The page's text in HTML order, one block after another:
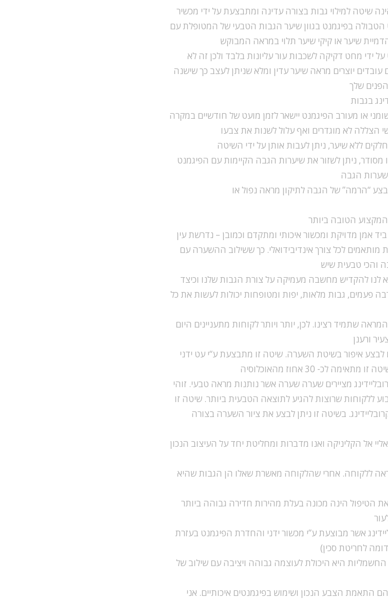
שיטה למילוי גבות בצורה עדינה ומתבצעת על ידי מכשיר
בפיגמנט בגוון שיער הגבות הטבעי של המטופלת עם
שיער או קיקי שיער תלוי במראה המבוקש
ידי מחט דקיקה לשכבות עור עליונות בלבד ולכן זה לא
יוצרים מראה שיער עדין ומלא שניתן לעצב כך שישנה
שלך
בגבות
או מעורב הפיגמנט יישאר לזמן מועט של חודשיים במקרה
הצללה לא מוגדרים ואף עלול לשנות את צבעו
ללא שיער, ניתן לעבות אותן על ידי השיטה
מסודר, ניתן לשזור את שיערות הגבה הקיימות עם הפיגמנט
הגבה
“הרמה” של הגבה לתיקון מראה נפול או
הטובה ביותר
אמן מדויקת ומכשור איכותי ומתקדם וכמובן – נדרשת עין
מותאמים לכל צורך אינדיבידואלי. כך ששילוב ההשערה עם
והכי טבעית שיש
לנו להקדיש מחשבה מעמיקה על צורת הגבות שלנו וכיצד
פעמים, גבות מלאות, יפות ומטופחות יכולות לעשות את כל
שתמיד רצינו. לכן, יותר ויותר לקוחות מתעניינים היום
ורענן
לבצע איפור בשיטת השערה. שיטה זו מתבצעת ע“י עט ידני
לכ- 30 אחוז מהאוכלוסיה
מציירים שערה שערה אשר נותנות מראה טבעי. זוהי
ללקוחות שרוצות להגיע לתוצאה הטבעית ביותר. שיטה זו
בשיטה זו ניתן לבצע את ציור השערה בצורה
אל הקליניקה ואנו מדברות ומחליטת יחד על העיצוב הנכון
ללקוחה. אחרי שהלקוחה מאשרת שאלו הן הגבות שהיא
הטיפול הינה מכונה בעלת מהירות חדירה גבוהה ביותר
אשר מבוצעת ע”י מכשור ידני והחדרת הפיגמנט בעזרת
לחריטת סכין)
היא היכולת לעוצמה גבוהה ויציבה עם שילוב של
התאמת הצבע הנכון ושימוש בפיגמנטים איכותיים. אני